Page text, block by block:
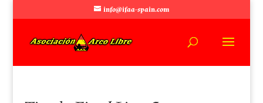
info@ifaa-spain.com